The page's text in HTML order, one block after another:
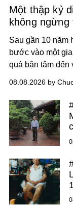
Một thập kỷ
không
Sau gần 10 năm
bước vào một
quá bận tâm đến
phim điện ảnh
vớiRunning Man
bằng một tâm
dồi và chờ đợi
những vùng đất
tiến về phía
08.08.2026 by